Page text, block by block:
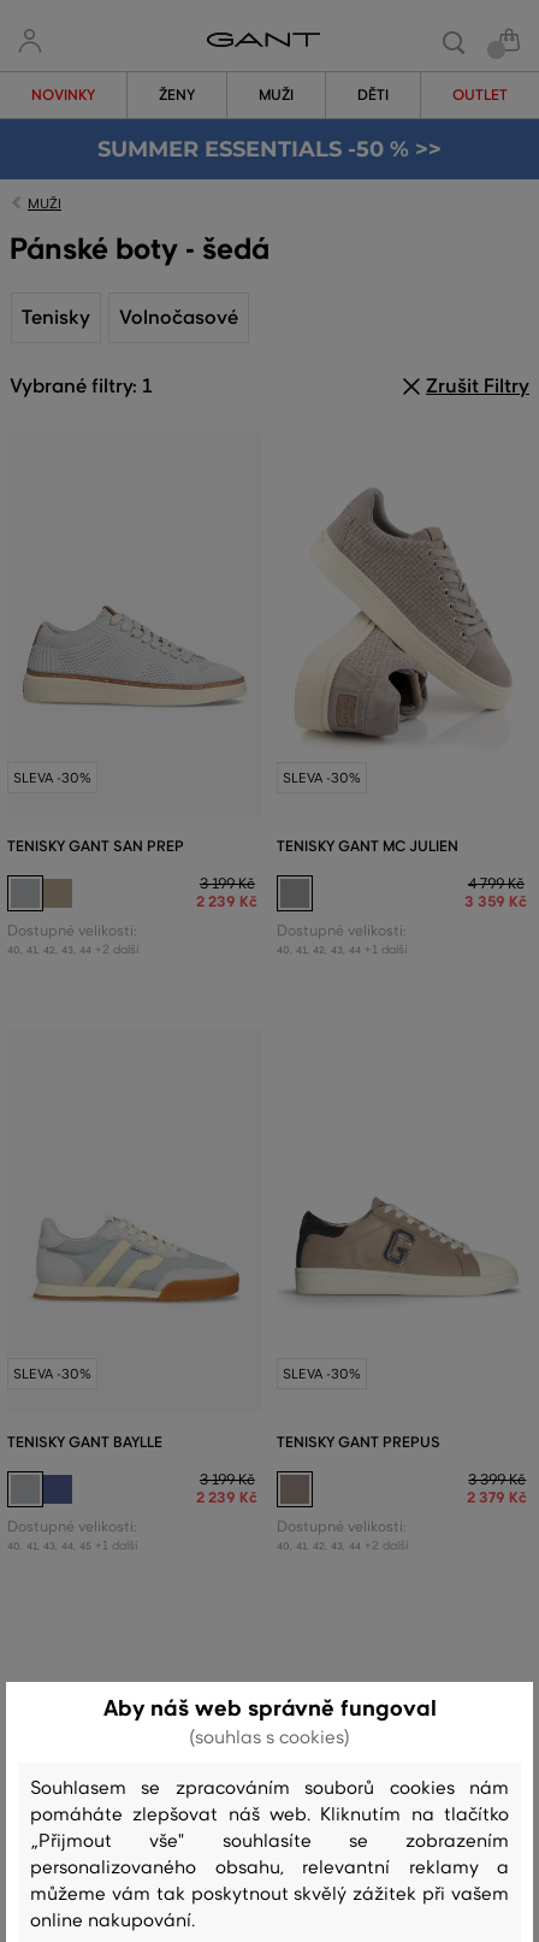
NOVINKY ŽENY MUŽI DĚTI OUTLET
SUMMER ESSENTIALS -50 % >>
MUŽI
Pánské boty - šedá
Tenisky Volnočasové
Vybrané filtry: 1 Zrušit Filtry
SLEVA -30%
TENISKY GANT SAN PREP
3 199 Kč
2 239 Kč
Dostupné velikosti:
40 41 42 43 44 +2 další
SLEVA -30%
TENISKY GANT MC JULIEN
4 799 Kč
3 359 Kč
Dostupné velikosti:
40 41 42 43 44 +1 další
SLEVA -30%
TENISKY GANT BAYLLE
3 199 Kč
2 239 Kč
Dostupné velikosti:
40 41 43 44 45 +1 další
SLEVA -30%
TENISKY GANT PREPUS
3 399 Kč
2 379 Kč
Dostupné velikosti:
40 41 42 43 44 +2 další
Aby náš web správně fungoval
(souhlas s cookies)
Souhlasem se zpracováním souborů cookies nám
pomáháte zlepšovat náš web. Kliknutím na tlačítko
„Přijmout vše" souhlasíte se zobrazením
personalizovaného obsahu, relevantní reklamy a
můžeme vám tak poskytnout skvělý zážitek při vašem
online nakupování.